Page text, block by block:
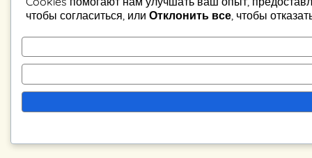
чтобы согласиться, или Отклонить все , чтобы